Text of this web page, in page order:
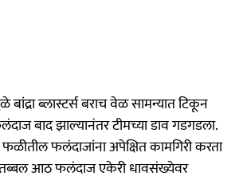
बांद्रा ब्लास्टर्स बराच वेळ सामन्यात टिकून
बाद झाल्यानंतर टीमच्या डाव गडगडला.
फलंदाजांना अपेक्षित कामगिरी करता
तब्बल आठ फलंदाज एकेरी धावसंख्येवर